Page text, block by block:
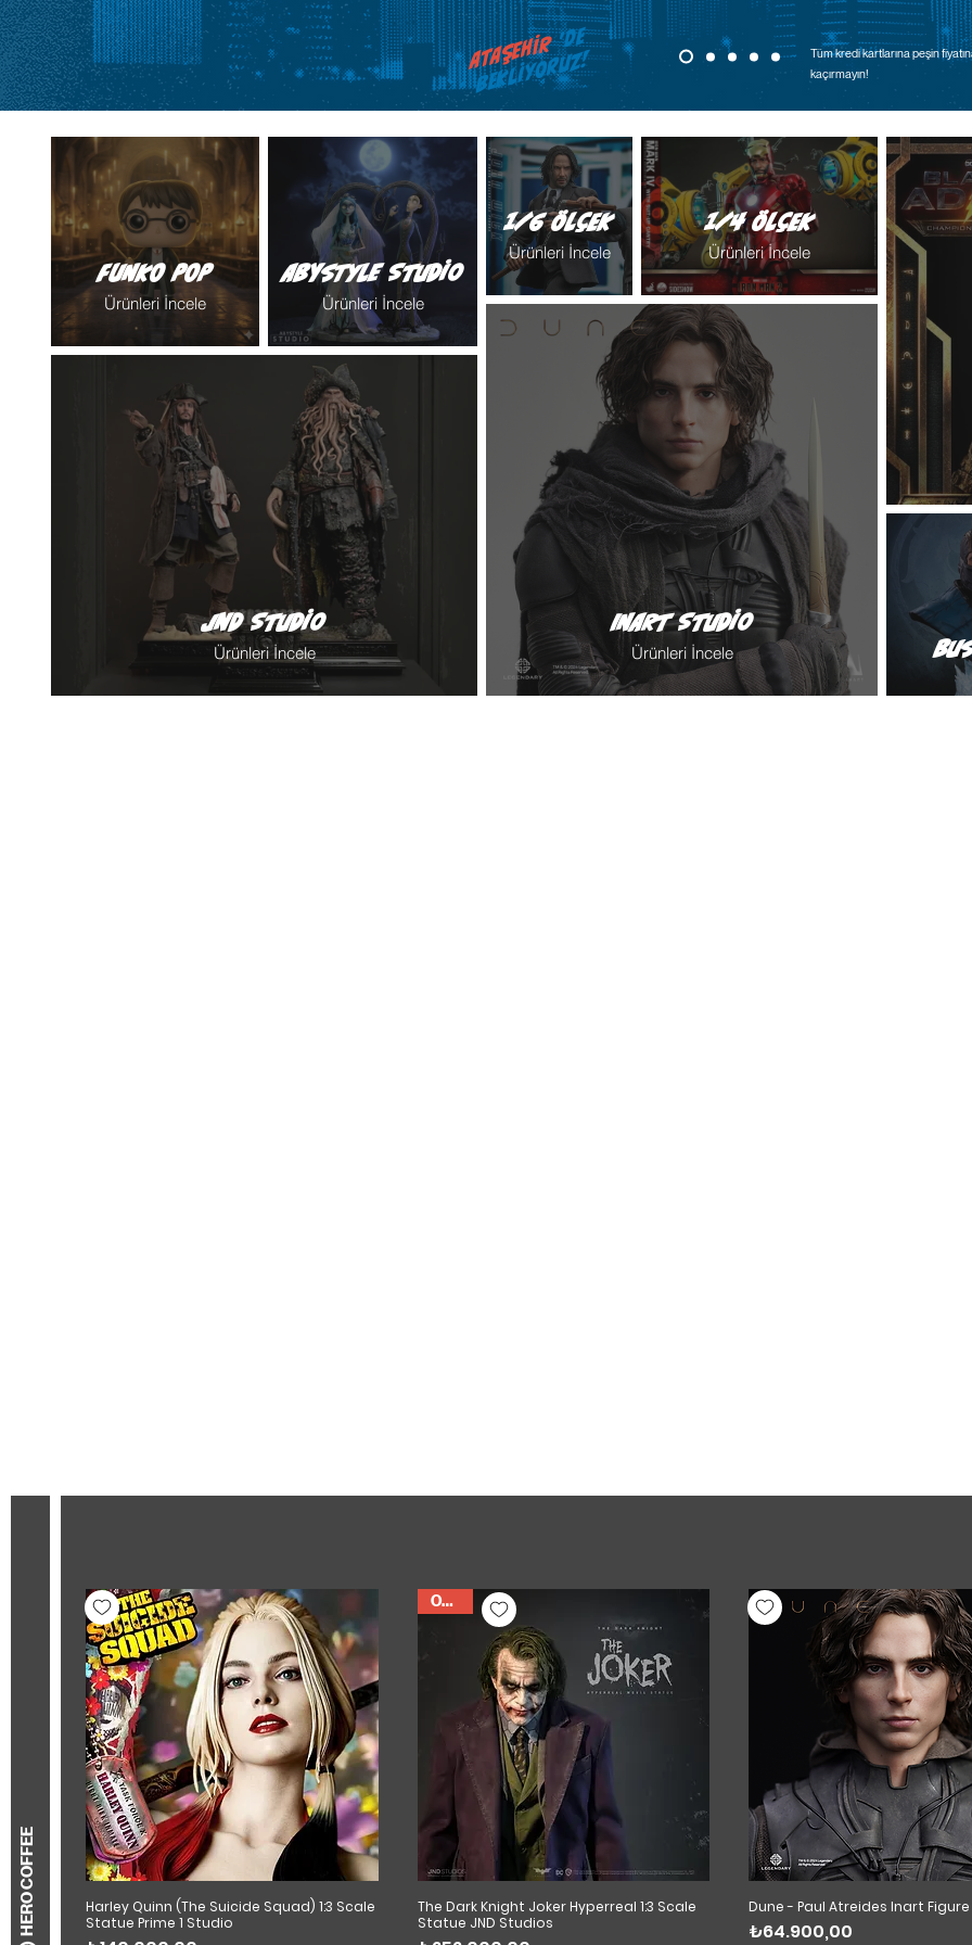
HERO COFFEE
Tüm kredi kartlarına peşin
kaçırmayın!
ATAŞEHİR'de
Bekliyoruz!
FUNKO POP
Ürünleri İncele
ABYstyle Studio
Ürünleri İncele
JND Studio
Ürünleri İncele
1/6 Ölçek
Ürünleri İncele
1/4 Ölçek
Ürünleri İncele
INART Studio
Ürünleri İncele
Harley Quinn (The Suicide Squad) 1:3 Scale
Statue Prime 1 Studio
Outlet
The Dark Knight Joker Hyperreal 1:3 Scale
Statue JND Studios
Dune - Paul Atreides Inart Figure
Fiyat
₺64.900,00